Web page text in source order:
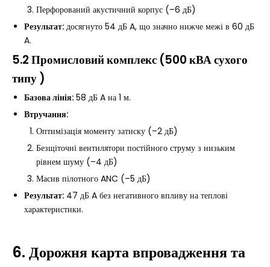
Перфорований акустичний корпус (–6 дБ)
Результат: досягнуто 54 дБ A, що значно нижче межі в 60 дБ
A.
5.2 Промисловий комплекс (500 кВА сухого
типу )
Базова лінія: 58 дБ A на 1 м.
Втручання:
Оптимізація моменту затиску (–2 дБ)
Безщіточні вентилятори постійного струму з низьким
рівнем шуму (–4 дБ)
Масив пілотного ANC (–5 дБ)
Результат: 47 дБ A без негативного впливу на теплові
характеристики.
6. Дорожня карта впровадження та